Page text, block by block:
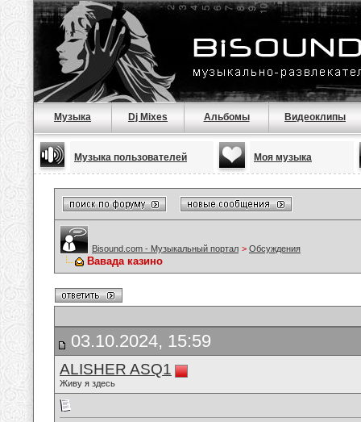
Музыка Dj Mixes Альбомы Видеоклипы
Музыка пользователей Моя музыка
Bisound.com - Музыкальный портал > Обсуждения
Вавада казино
03.10.2024, 15:59
ALISHER ASQ1
Живу я здесь